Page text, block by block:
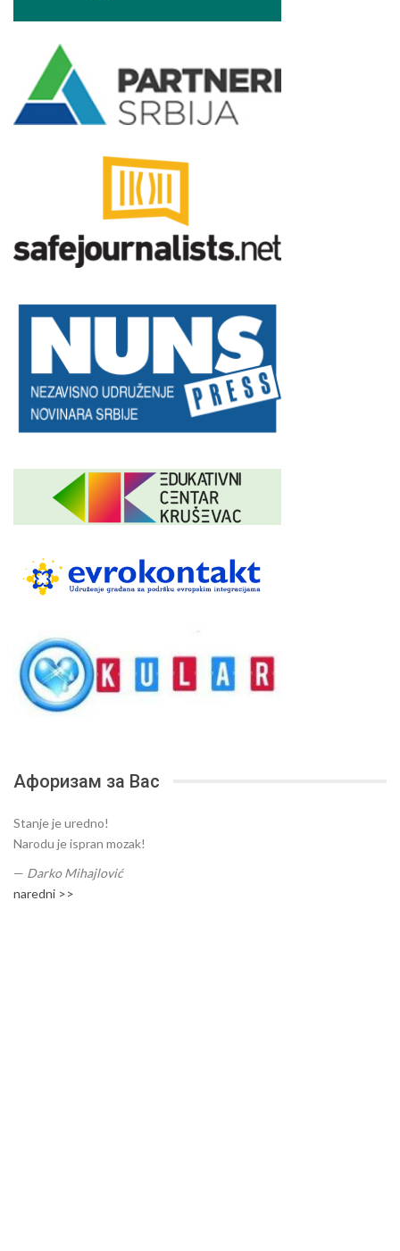
Афоризам за Вас
Stanje je uredno!
Narodu je ispran mozak!
— Darko Mihajlović
naredni >>